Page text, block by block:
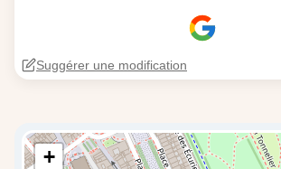
Suggérer une modification
+